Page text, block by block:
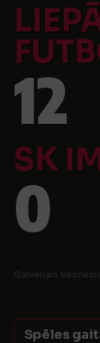
12
SK
0
Galvenais
Spēles